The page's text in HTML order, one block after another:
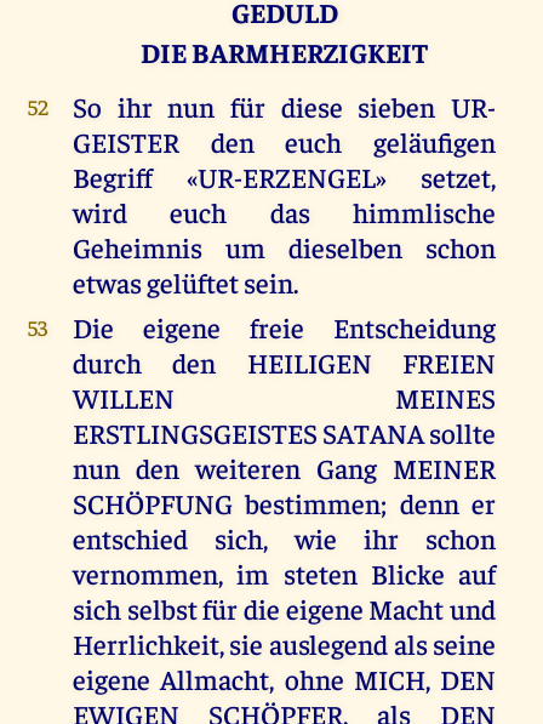
GEDULD
DIE BARMHERZIGKEIT
52
So ihr nun für diese sieben UR-
GEISTER den euch geläufigen
Begriff «UR-ERZENGEL» setzet,
wird euch das himmlische
Geheimnis um dieselben schon
etwas gelüftet sein.
53
Die eigene freie Entscheidung
durch den HEILIGEN FREIEN
WILLEN MEINES
ERSTLINGSGEISTES SATANA sollte
nun den weiteren Gang MEINER
SCHÖPFUNG bestimmen; denn er
entschied sich, wie ihr schon
vernommen, im steten Blicke auf
sich selbst für die eigene Macht und
Herrlichkeit, sie auslegend als seine
eigene Allmacht, ohne MICH, DEN
EWIGEN SCHÖPFER, als DEN